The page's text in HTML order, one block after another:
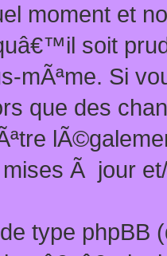
moment et
soit
mÃªme. Si
que des
Ã jour
type phpBB